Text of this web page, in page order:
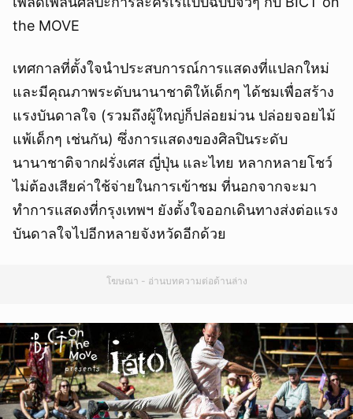
the MOVE
เทศกาลที่ตั้งใจนำประสบการณ์การแสดงที่แปลกใหม่
และมีคุณภาพระดับนานาชาติให้เด็กๆ ได้ชมเพื่อสร้าง
แรงบันดาลใจ (รวมถึงผู้ใหญ่ก็ปล่อยม่วน ปล่อยจอยไม้
แพ้เด็กๆ เช่นกัน) ซึ่งการแสดงของศิลปินระดับ
นานาชาติจากฝรั่งเศส ญี่ปุ่น และไทย หลากหลายโชว์
ไม่ต้องเสียค่าใช้จ่ายในการเข้าชม ที่นอกจากจะมา
ทำการแสดงที่กรุงเทพฯ ยังตั้งใจออกเดินทางส่งต่อแรง
บันดาลใจไปอีกหลายจังหวัดอีกด้วย
โฆษณา - อ่านบทความต่อด้านล่าง